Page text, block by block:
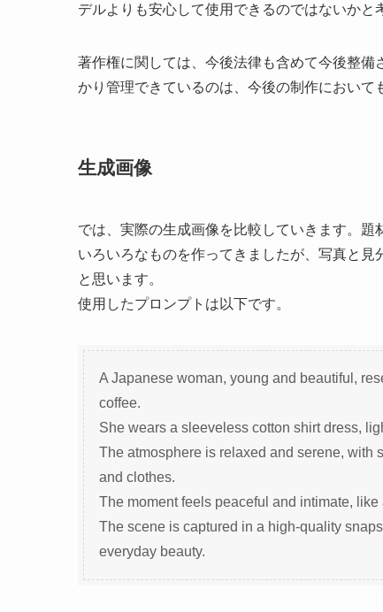
デルよりも安心して使用できるのではないかと
著作権に関しては、今後法律も含めて今後整
かり管理できているのは、今後の制作において
生成画像
では、実際の生成画像を比較していきます。
いろいろなものを作ってきましたが、写真と
と思います。
使用したプロンプトは以下です。
A Japanese woman, young and beautiful,
coffee.
She wears a sleeveless cotton shirt dress,
The atmosphere is relaxed and serene, with
and clothes.
The moment feels peaceful and intimate, like
The scene is captured in a high-quality
everyday beauty.